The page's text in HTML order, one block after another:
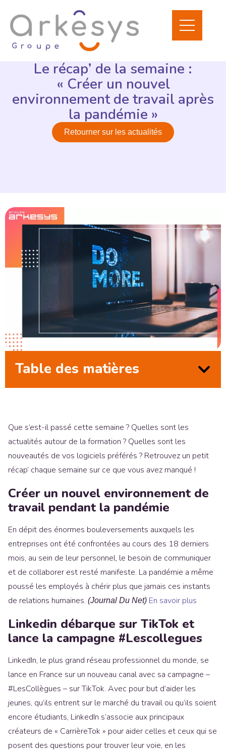
Le récap’ de la semaine :
« Créer un nouvel
environnement de travail après
la pandémie »
Retourner sur les actualités
Table des matières
Que s’est-il passé cette semaine ? Quelles sont les
actualités autour de la formation ? Quelles sont les
nouveautés de vos logiciels préférés ? Retrouvez un petit
récap’ chaque semaine sur ce que vous avez manqué !
Créer un nouvel environnement de
travail pendant la pandémie
En dépit des énormes bouleversements auxquels les
entreprises ont été confrontées au cours des 18 derniers
mois, au sein de leur personnel, le besoin de communiquer
et de collaborer est resté manifeste. La pandémie a même
poussé les employés à chérir plus que jamais ces instants
de relations humaines. (Journal Du Net) En savoir plus
Linkedin débarque sur TikTok et
lance la campagne #Lescollegues
LinkedIn, le plus grand réseau professionnel du monde, se
lance en France sur un nouveau canal avec sa campagne –
#LesCollègues – sur TikTok. Avec pour but d’aider les
jeunes, qu’ils entrent sur le marché du travail ou qu’ils soient
encore étudiants, LinkedIn s’associe aux principaux
créateurs de « CarrièreTok » pour aider celles et ceux qui se
posent des questions pour trouver leur voie, en les